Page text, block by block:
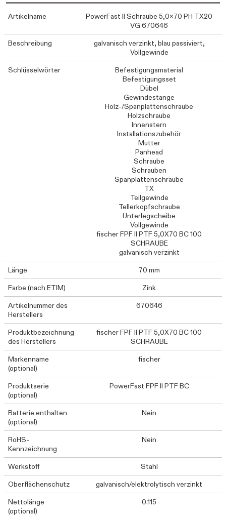
Artikelname
PowerFast II Schraube 5,0x70 PH TX20
VG 670646
Beschreibung
galvanisch verzinkt, blau passiviert,
Vollgewinde
Schlüsselwörter
Befestigungsmaterial
Befestigungsset
Dübel
Gewindestange
Holz-/Spanplattenschraube
Holzschraube
Innenstern
Installationszubehör
Mutter
Panhead
Schraube
Schrauben
Spanplattenschraube
TX
Teilgewinde
Tellerkopfschraube
Unterlegscheibe
Vollgewinde
fischer FPF II PTF 5,0X70 BC 100
SCHRAUBE
galvanisch verzinkt
Länge
70 mm
Farbe (nach ETIM)
Zink
Artikelnummer des
Herstellers
670646
Produktbezeichnung
des Herstellers
fischer FPF II PTF 5,0X70 BC 100
SCHRAUBE
Markenname
(optional)
fischer
Produktserie
(optional)
PowerFast FPF II PTF BC
Batterie enthalten
(optional)
Nein
RoHS-
Kennzeichnung
Nein
Werkstoff
Stahl
Oberflächenschutz
galvanisch/elektrolytisch verzinkt
Nettolänge
(optional)
0.115